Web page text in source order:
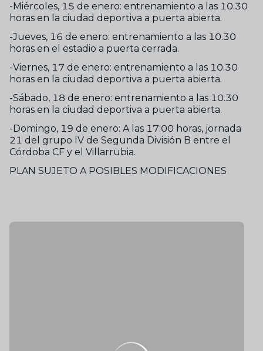
-Miércoles, 15 de enero: entrenamiento a las 10.30
horas en la ciudad deportiva a puerta abierta.
-Jueves, 16 de enero: entrenamiento a las 10.30
horas en el estadio a puerta cerrada.
-Viernes, 17 de enero: entrenamiento a las 10.30
horas en la ciudad deportiva a puerta abierta.
-Sábado, 18 de enero: entrenamiento a las 10.30
horas en la ciudad deportiva a puerta abierta.
-Domingo, 19 de enero: A las 17:00 horas, jornada
21 del grupo IV de Segunda División B entre el
Córdoba CF y el Villarrubia.
PLAN SUJETO A POSIBLES MODIFICACIONES